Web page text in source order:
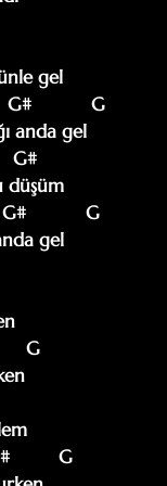
gel
G#           G
G#
kor
G#           G
gel
G
G